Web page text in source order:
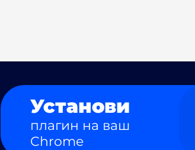
Установи
плагин на ваш
Chrome